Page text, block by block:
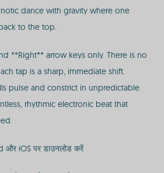
dance with gravity where one
to the top.
**Right** arrow keys only. There is no
tap is a sharp, immediate shift.
pulse and constrict in unpredictable
rhythmic electronic beat that
iOS पर डाउनलोड करें